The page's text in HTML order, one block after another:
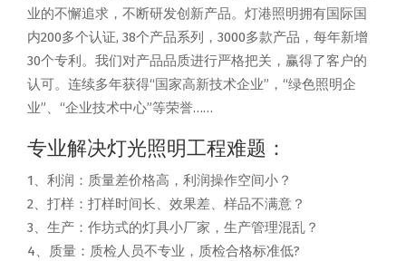
业的不懈追求，不断研发创新产品。灯港照明拥有国际国
内200多个认证, 38个产品系列，3000多款产品，每年新增
30个专利。我们对产品品质进行严格把关，赢得了客户的
认可。连续多年获得“国家高新技术企业”，“绿色照明企
业”、“企业技术中心”等荣誉……
专业解决灯光照明工程难题：
1、利润：质量差价格高，利润操作空间小？
2、打样：打样时间长、效果差、样品不满意？
3、生产：作坊式的灯具小厂家，生产管理混乱？
4、质量：质检人员不专业，质检合格标准低?